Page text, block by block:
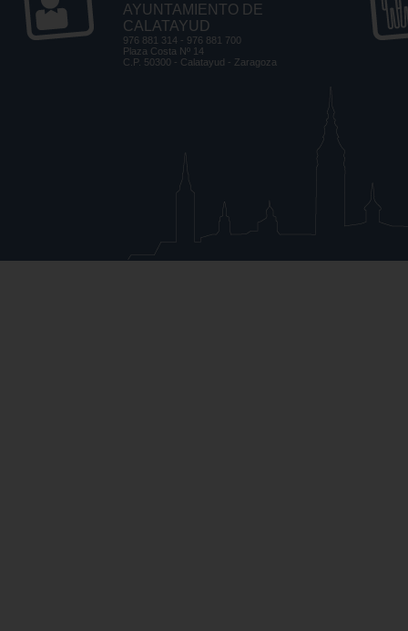
AYUNTAMIENTO DE
CALATAYUD
976 881 314 - 976 881 700
Plaza Costa Nº 14
C.P. 50300 - Calatayud - Zaragoza